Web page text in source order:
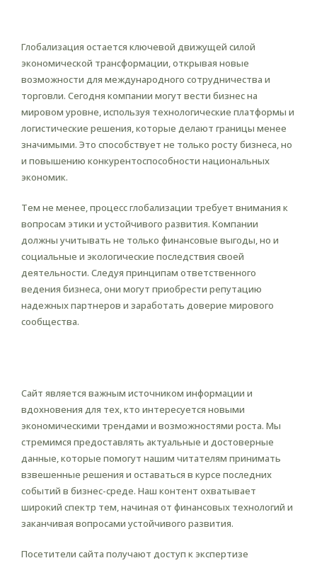
Глобализация остается ключевой движущей силой
экономической трансформации, открывая новые
возможности для международного сотрудничества и
торговли. Сегодня компании могут вести бизнес на
мировом уровне, используя технологические платформы и
логистические решения, которые делают границы менее
значимыми. Это способствует не только росту бизнеса, но
и повышению конкурентоспособности национальных
экономик.
Тем не менее, процесс глобализации требует внимания к
вопросам этики и устойчивого развития. Компании
должны учитывать не только финансовые выгоды, но и
социальные и экологические последствия своей
деятельности. Следуя принципам ответственного
ведения бизнеса, они могут приобрести репутацию
надежных партнеров и заработать доверие мирового
сообщества.
Сайт является важным источником информации и
вдохновения для тех, кто интересуется новыми
экономическими трендами и возможностями роста. Мы
стремимся предоставлять актуальные и достоверные
данные, которые помогут нашим читателям принимать
взвешенные решения и оставаться в курсе последних
событий в бизнес-среде. Наш контент охватывает
широкий спектр тем, начиная от финансовых технологий и
заканчивая вопросами устойчивого развития.
Посетители сайта получают доступ к экспертизе